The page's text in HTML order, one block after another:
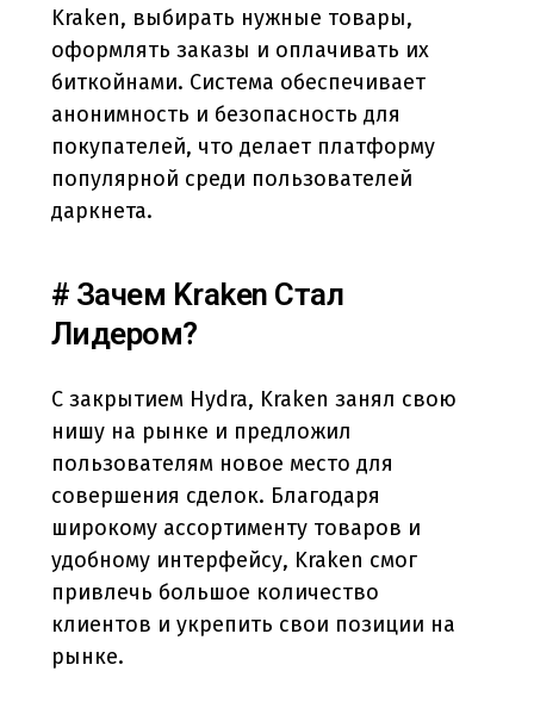
Kraken, выбирать нужные товары,
оформлять заказы и оплачивать их
биткойнами. Система обеспечивает
анонимность и безопасность для
покупателей, что делает платформу
популярной среди пользователей
даркнета.
# Зачем Kraken Стал
Лидером?
С закрытием Hydra, Kraken занял свою
нишу на рынке и предложил
пользователям новое место для
совершения сделок. Благодаря
широкому ассортименту товаров и
удобному интерфейсу, Kraken смог
привлечь большое количество
клиентов и укрепить свои позиции на
рынке.